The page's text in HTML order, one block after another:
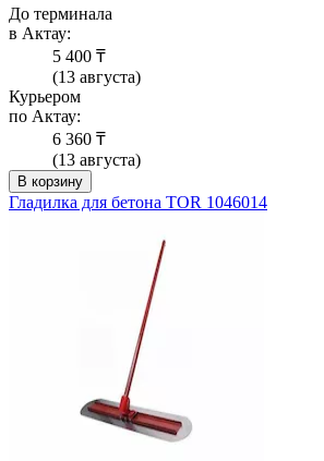
До терминала
в Актау:
5 400 ₸
(13 августа)
Курьером
по Актау:
6 360 ₸
(13 августа)
В корзину
Гладилка для бетона TOR 1046014